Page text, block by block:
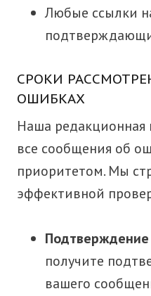
Любые ссылки
СРОКИ
ОШИБКАХ
Наша редакционная
все сообщения об
приоритетом. Мы
эффективной
Подтверждение
получите
вашего